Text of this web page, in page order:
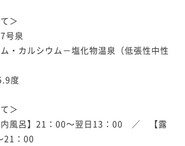
＞
号泉
・カルシウム－塩化物温泉（低張性中性
度
＞
風呂】21：00～翌日13：00　／　【露
21：00